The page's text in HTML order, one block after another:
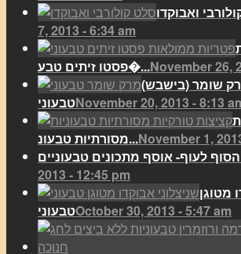
ואבוקדו
7, 2013 - 6:34 am
פסטו זיתים טבע�...November 26,
שומר (בישבש)
טבעוניNovember 20, 2013 - 8:13
מסורתיות טבעונ...November 1,
2013 - 12:45 pm
מטוגן
טבעוניOctober 30, 2013 - 5:47 am